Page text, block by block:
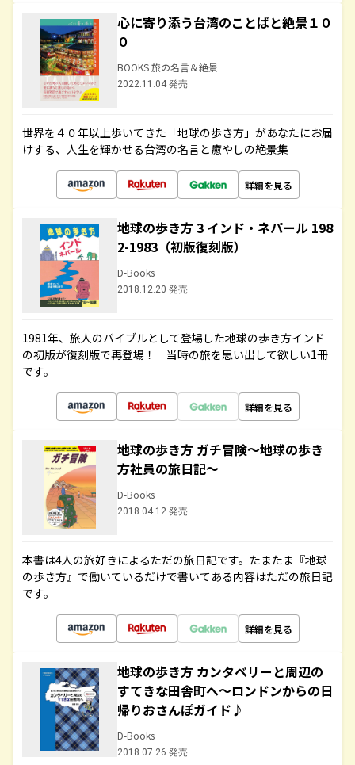
心に寄り添う台湾のことばと絶景１０
０
BOOKS 旅の名言＆絶景
2022.11.04 発売
世界を４０年以上歩いてきた「地球の歩き方」があなたにお届
けする、人生を輝かせる台湾の名言と癒やしの絶景集
詳細を見る
地球の歩き方 3 インド・ネパール 198
2-1983（初版復刻版）
D-Books
2018.12.20 発売
1981年、旅人のバイブルとして登場した地球の歩き方インド
の初版が復刻版で再登場！ 当時の旅を思い出して欲しい1冊
です。
詳細を見る
地球の歩き方 ガチ冒険～地球の歩き
方社員の旅日記～
D-Books
2018.04.12 発売
本書は4人の旅好きによるただの旅日記です。たまたま『地球
の歩き方』で働いているだけで書いてある内容はただの旅日記
です。
詳細を見る
地球の歩き方 カンタベリーと周辺の
すてきな田舎町へ～ロンドンからの日
帰りおさんぽガイド♪
D-Books
2018.07.26 発売